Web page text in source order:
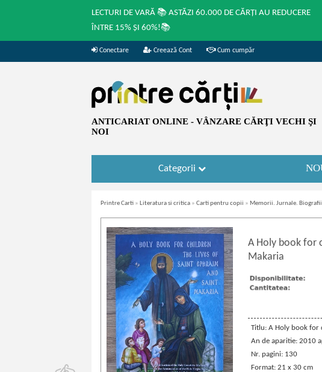
LECTURI DE VARĂ 📚 ASTĂZI 60.000 DE CĂRȚI AU REDUCERE
ÎNTRE 15% ȘI 60%!📚
Conectare Creează Cont Cum cumpăr
ANTICARIAT ONLINE - VÂNZARE CĂRŢI VECHI ŞI
NOI
Categorii
Printre Carti » Literatura si critica » Carti pentru copii » Memorii. Jurnale.
A Holy book for
Makaria
Titlu: A Holy book for
An de aparitie: 2010
Nr. pagini: 130
Format: 21 x 30 cm